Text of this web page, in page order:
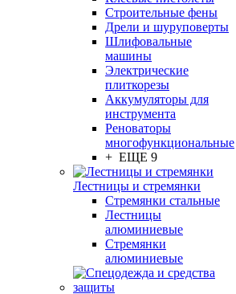
Строительные фены
Дрели и шуруповерты
Шлифовальные
машины
Электрические
плиткорезы
Аккумуляторы для
инструмента
Реноваторы
многофункциональные
+ ЕЩЕ 9
Лестницы и стремянки
Стремянки стальные
Лестницы
алюминиевые
Стремянки
алюминиевые